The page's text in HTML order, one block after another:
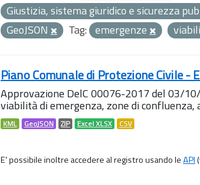
Giustizia, sistema giuridico e sicurezza
GeoJSON
Tag: emergenze
Piano Comunale di Protezione Civile -
Approvazione DelC 00076-2017 del 03/
viabilità di emergenza, zone di confluenza,
KML GeoJSON ZIP Excel XLSX CSV
E' possibile inoltre accedere al registro usando leAPI